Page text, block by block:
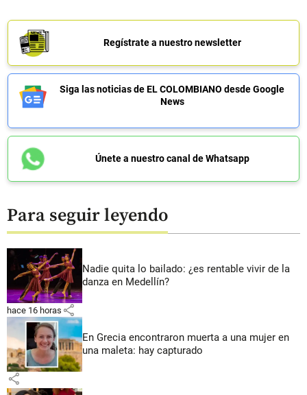
Regístrate a nuestro newsletter
Siga las noticias de EL COLOMBIANO desde Google
News
Únete a nuestro canal de Whatsapp
Para seguir leyendo
Nadie quita lo bailado: ¿es rentable vivir de la
danza en Medellín?
hace 16 horas share
En Grecia encontraron muerta a una mujer en
una maleta: hay capturado
share